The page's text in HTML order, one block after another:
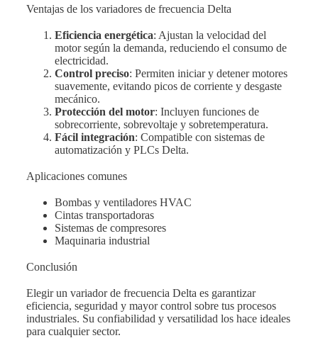
Ventajas de los variadores de frecuencia Delta
Eficiencia energética: Ajustan la velocidad del
motor según la demanda, reduciendo el consumo de
electricidad.
Control preciso: Permiten iniciar y detener motores
suavemente, evitando picos de corriente y desgaste
mecánico.
Protección del motor: Incluyen funciones de
sobrecorriente, sobrevoltaje y sobretemperatura.
Fácil integración: Compatible con sistemas de
automatización y PLCs Delta.
Aplicaciones comunes
Bombas y ventiladores HVAC
Cintas transportadoras
Sistemas de compresores
Maquinaria industrial
Conclusión
Elegir un variador de frecuencia Delta es garantizar
eficiencia, seguridad y mayor control sobre tus procesos
industriales. Su confiabilidad y versatilidad los hace ideales
para cualquier sector.